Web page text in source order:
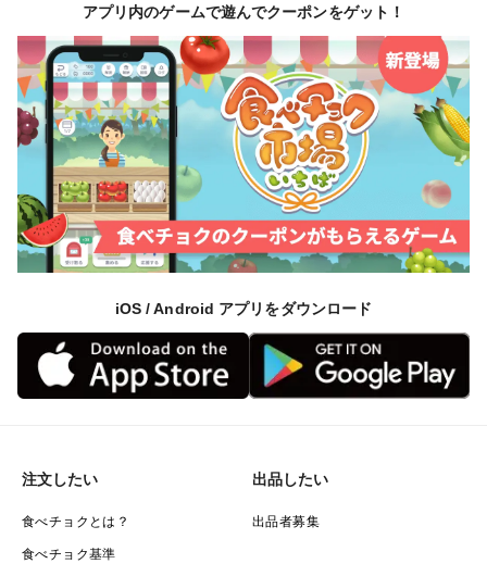
アプリ内のゲームで遊んでクーポンをゲット！
iOS / Android アプリをダウンロード
注文したい
食べチョクとは？
食べチョク基準
出品したい
出品者募集